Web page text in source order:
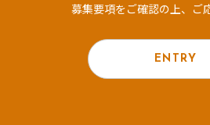
募集要項をご確認の上、ご
ENTRY